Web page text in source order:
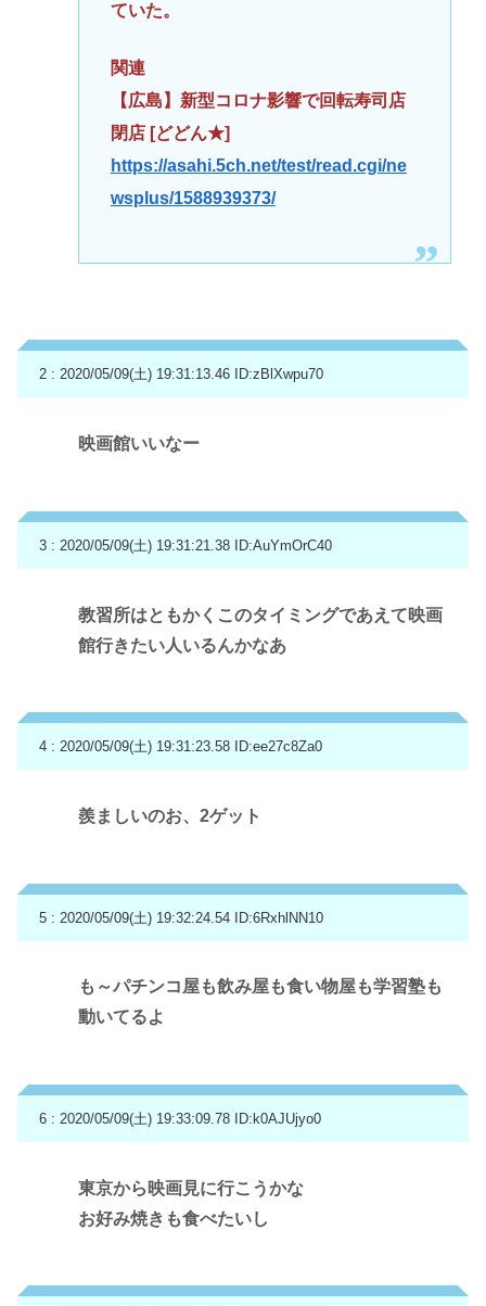
ていた。
関連
【広島】新型コロナ影響で回転寿司店
閉店 [どどん★]
https://asahi.5ch.net/test/read.cgi/ne
wsplus/1588939373/
2 : 2020/05/09(土) 19:31:13.46 ID:zBlXwpu70
映画館いいなー
3 : 2020/05/09(土) 19:31:21.38 ID:AuYmOrC40
教習所はともかくこのタイミングであえて映画
館行きたい人いるんかなあ
4 : 2020/05/09(土) 19:31:23.58 ID:ee27c8Za0
羨ましいのお、2ゲット
5 : 2020/05/09(土) 19:32:24.54 ID:6RxhlNN10
も～パチンコ屋も飲み屋も食い物屋も学習塾も
動いてるよ
6 : 2020/05/09(土) 19:33:09.78 ID:k0AJUjyo0
東京から映画見に行こうかな
お好み焼きも食べたいし